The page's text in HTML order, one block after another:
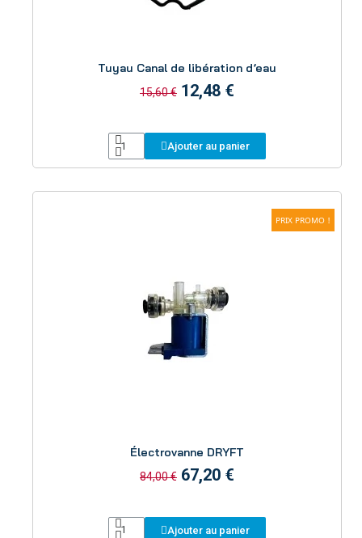
Tuyau Canal de libération d’eau
15,60 € 12,48 €
Ajouter au panier
PRIX PROMO !
Électrovanne DRYFT
84,00 € 67,20 €
Ajouter au panier